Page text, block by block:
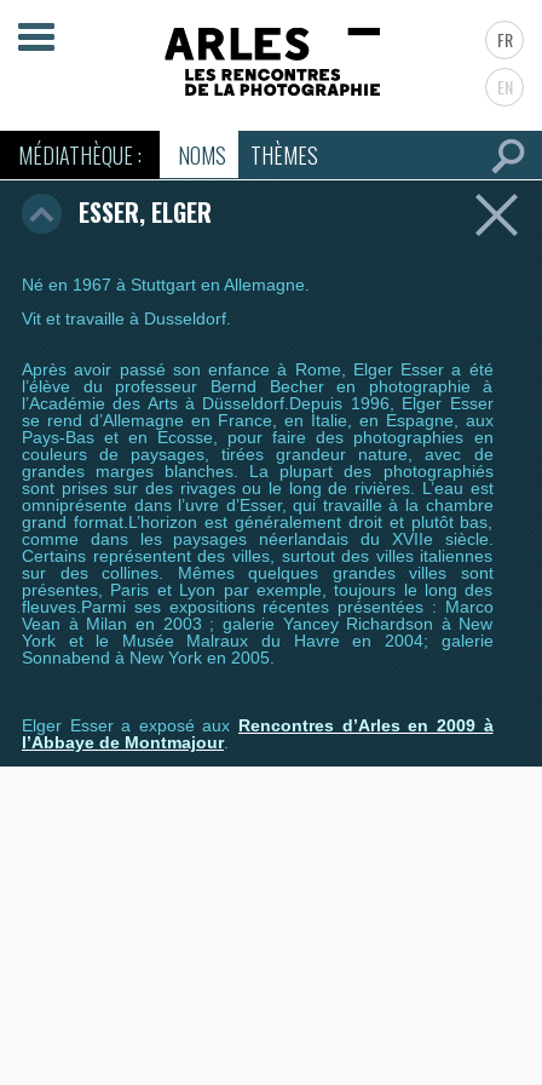
FR
EN
MÉDIATHÈQUE : NOMS THÈMES
ESSER, ELGER
Né en 1967 à Stuttgart en Allemagne.
Vit et travaille à Dusseldorf.
Après avoir passé son enfance à Rome, Elger Esser a été
l’élève du professeur Bernd Becher en photographie à
l’Académie des Arts à Düsseldorf.Depuis 1996, Elger Esser
se rend d’Allemagne en France, en Italie, en Espagne, aux
Pays-Bas et en Ecosse, pour faire des photographies en
couleurs de paysages, tirées grandeur nature, avec de
grandes marges blanches. La plupart des photographiés
sont prises sur des rivages ou le long de rivières. L’eau est
omniprésente dans l’uvre d’Esser, qui travaille à la chambre
grand format.L’horizon est généralement droit et plutôt bas,
comme dans les paysages néerlandais du XVIIe siècle.
Certains représentent des villes, surtout des villes italiennes
sur des collines. Mêmes quelques grandes villes sont
présentes, Paris et Lyon par exemple, toujours le long des
fleuves.Parmi ses expositions récentes présentées : Marco
Vean à Milan en 2003 ; galerie Yancey Richardson à New
York et le Musée Malraux du Havre en 2004; galerie
Sonnabend à New York en 2005.
Elger Esser a exposé aux Rencontres d’Arles en 2009 à
l’Abbaye de Montmajour.